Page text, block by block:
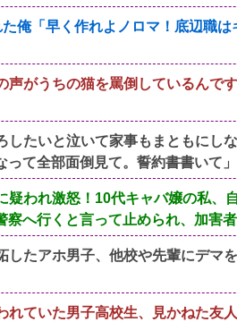
俺「早く作れよノロマ！底辺職
声がうちの猫を罵倒しているんで
したいと泣いて家事もまともにし
って全部面倒見て。誓約書書いて」
疑われ激怒！10代キャバ嬢の私、
へ行くと言って止められ、加害
したアホ男子、他校や先輩にデマ
れていた男子高校生、見かねた友